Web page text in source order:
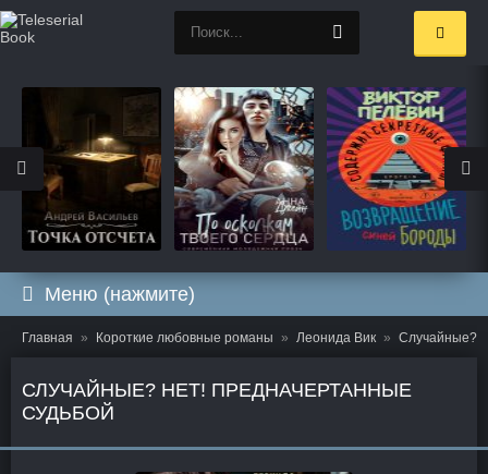
Меню (нажмите)
Главная Короткие любовные романы Леонида Вик Случайные?
СЛУЧАЙНЫЕ? НЕТ! ПРЕДНАЧЕРТАННЫЕ
СУДЬБОЙ